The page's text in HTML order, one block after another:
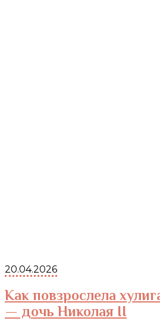
20.04.2026
Как повзрослела
— дочь Николая II